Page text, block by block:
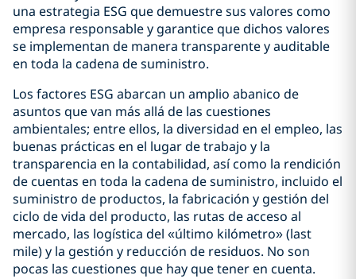
una estrategia ESG que demuestre sus valores como
empresa responsable y garantice que dichos valores
se implementan de manera transparente y auditable
en toda la cadena de suministro.
Los factores ESG abarcan un amplio abanico de
asuntos que van más allá de las cuestiones
ambientales; entre ellos, la diversidad en el empleo, las
buenas prácticas en el lugar de trabajo y la
transparencia en la contabilidad, así como la rendición
de cuentas en toda la cadena de suministro, incluido el
suministro de productos, la fabricación y gestión del
ciclo de vida del producto, las rutas de acceso al
mercado, las logística del «último kilómetro» (last
mile) y la gestión y reducción de residuos. No son
pocas las cuestiones que hay que tener en cuenta.